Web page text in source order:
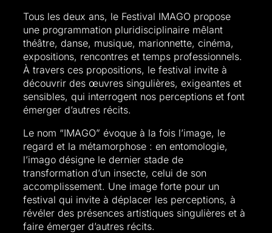
Tous les deux ans, le Festival IMAGO propose
une programmation pluridisciplinaire mêlant
théâtre, danse, musique, marionnette, cinéma,
expositions, rencontres et temps professionnels.
À travers ces propositions, le festival invite à
découvrir des œuvres singulières, exigeantes et
sensibles, qui interrogent nos perceptions et font
émerger d’autres récits.
Le nom “IMAGO” évoque à la fois l’image, le
regard et la métamorphose : en entomologie,
l’imago désigne le dernier stade de
transformation d’un insecte, celui de son
accomplissement. Une image forte pour un
festival qui invite à déplacer les perceptions, à
révéler des présences artistiques singulières et à
faire émerger d’autres récits.